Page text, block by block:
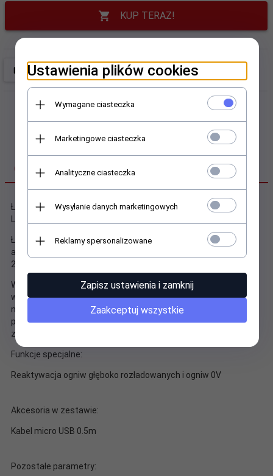
KUP TERAZ!
OPIS PRODUKTU
Ładowarka do akumulatorków cylindrycznych Li-ion everActive
Ładowarka przeznaczona jest do ładowania popularnych
akumulatorów cylindrycznych litowo-jonowych. Ładowanie 1 lub
2 szt. akumulatorków jednocześnie, z natężeniem 1A każdy.
W małej, niezwykle kompaktowej obudowie udało się zmieścić
wyspecjalizowany układ, który w bezpieczny i szybki sposób
naładuje większość akumulatorków Li-ion 3,6V / 3,7V, w tym
popularne akumulatory 18650 (również "długie" z
zabezpieczeniem elektronicznym).
Funkcje specjalne:
Reaktywacja ogniw głęboko rozładowanych i ogniw 0V
Akcesoria w zestawie:
Kabel micro USB 0.5m
Pozostałe parametry:
Ustawienia plików cookies
Wymagane ciasteczka
Marketingowe ciasteczka
Analityczne ciasteczka
Wysyłanie danych marketingowych
Reklamy spersonalizowane
Zapisz ustawienia i zamknij
Zaakceptuj wszystkie